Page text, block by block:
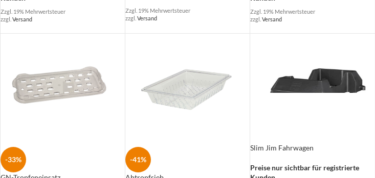
Zzgl. 19% Mehrwertsteuer
zzgl. Versand
Zzgl. 19% Mehrwertsteuer
zzgl.Versand
Zzgl. 19% Mehrwertsteuer
zzgl.Versand
-33% -41%
Slim Jim Fahrwagen
Preise nur sichtbar für registrierte